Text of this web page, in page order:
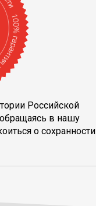
Российской
в нашу
о сохранности